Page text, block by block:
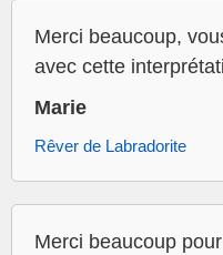
Merci beaucoup,
avec cette
Marie
Rêver de Labradorite
Merci beaucoup